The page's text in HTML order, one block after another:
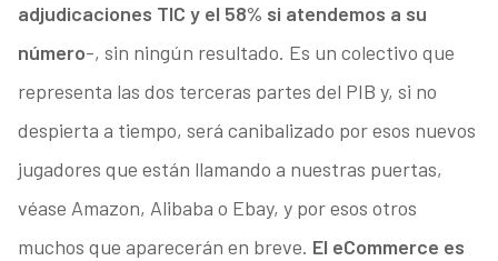
adjudicaciones TIC y el 58% si atendemos a su
número-, sin ningún resultado. Es un colectivo que
representa las dos terceras partes del PIB y, si no
despierta a tiempo, será canibalizado por esos nuevos
jugadores que están llamando a nuestras puertas,
véase Amazon, Alibaba o Ebay, y por esos otros
muchos que aparecerán en breve. El eCommerce es